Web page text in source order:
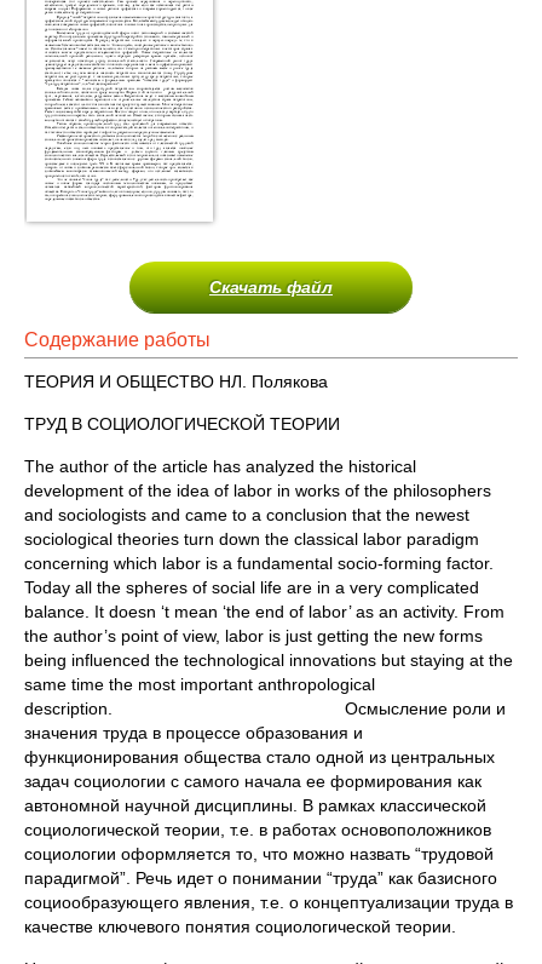
Скачать файл
Содержание работы
ТЕОРИЯ И ОБЩЕСТВО НЛ. Полякова
ТРУД В СОЦИОЛОГИЧЕСКОЙ ТЕОРИИ
The author of the article has analyzed the historical
development of the idea of labor in works of the philosophers
and sociologists and came to a conclusion that the newest
sociological theories turn down the classical labor paradigm
concerning which labor is a fundamental socio-forming factor.
Today all the spheres of social life are in a very complicated
balance. It doesn ‘t mean ‘the end of labor’ as an activity. From
the author’s point of view, labor is just getting the new forms
being influenced the technological innovations but staying at the
same time the most important anthropological
description. Осмысление роли и
значения труда в процессе образования и
функционирования общества стало одной из центральных
задач социологии с самого начала ее формирования как
автономной научной дисциплины. В рамках классической
социологической теории, т.е. в работах основоположников
социологии оформляется то, что можно назвать “трудовой
парадигмой”. Речь идет о понимании “труда” как базисного
социообразующего явления, т.е. о концептуализации труда в
качестве ключевого понятия социологической теории.